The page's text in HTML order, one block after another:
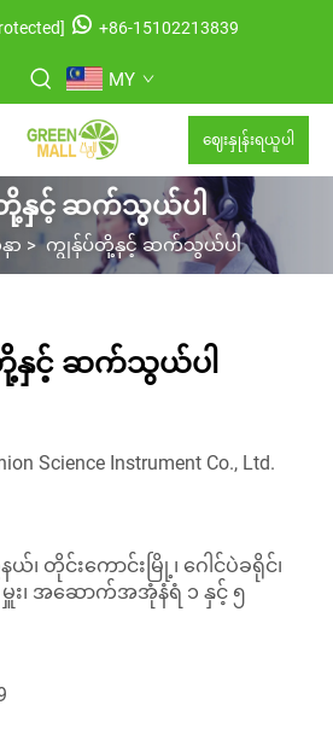
+86-15102213839
MY
ဈေးနှုန်းရယူပါ
နှင့် ဆက်သွယ်ပါ
ာ >ကျွန်ုပ်တို့နှင့် ဆက်သွယ်ပါ
နှင့် ဆက်သွယ်ပါ
Science Instrument Co., Ltd.
၊ တိုင်းကောင်းမြို့၊ ဂေါင်ပဲခရိုင်၊
း၊ အဆောက်အအုံနံရံ ၁ နှင့် ၅